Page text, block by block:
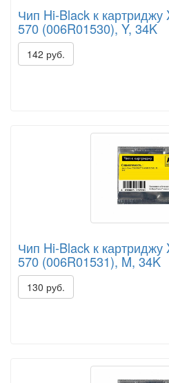
Чип Hi-Black к
570 (006R01530), Y, 34K
142 руб.
Чип Hi-Black к
570 (006R01531), M, 34K
130 руб.